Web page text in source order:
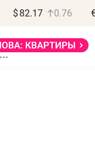
$ 82.17 0.76